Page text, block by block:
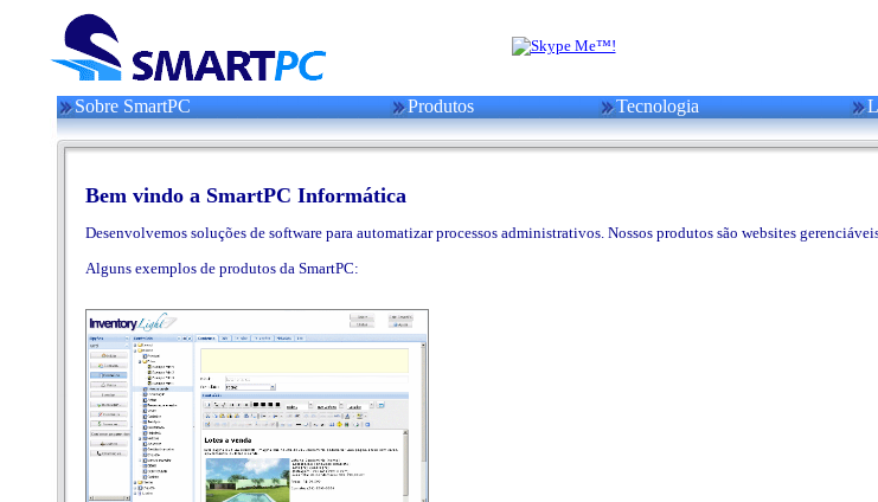
Sobre SmartPC Produtos Tecnologia
Bem vindo a SmartPC Informática
Desenvolvemos soluções de software para automatizar processos administrativos. Nossos produtos são websites
Alguns exemplos de produtos da SmartPC: